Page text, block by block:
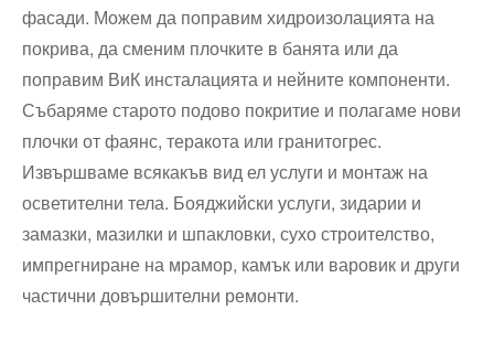
фасади. Можем да поправим хидроизолацията на
покрива, да сменим плочките в банята или да
поправим ВиК инсталацията и нейните компоненти.
Събаряме старото подово покритие и полагаме нови
плочки от фаянс, теракота или гранитогрес.
Извършваме всякакъв вид ел услуги и монтаж на
осветителни тела. Бояджийски услуги, зидарии и
замазки, мазилки и шпакловки, сухо строителство,
импрегниране на мрамор, камък или варовик и други
частични довършителни ремонти.